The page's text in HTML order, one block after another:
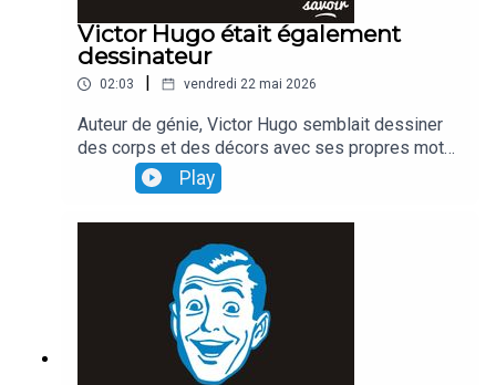
Victor Hugo était également
dessinateur
02:03 | vendredi 22 mai 2026
Auteur de génie, Victor Hugo semblait dessiner
des corps et des décors avec ses propres mots.
Ce qui est moins connu, en revanche, c'est que
l'écrivain était également... dessinateur, et qu'il
faisait ses propres illustrations
Play